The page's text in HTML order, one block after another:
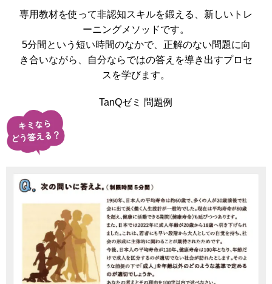
専用教材を使って非認知スキルを鍛える、新しいトレ
ーニングメソッドです。
5分間という短い時間のなかで、正解のない問題に向
き合いながら、自分ならではの答えを導き出すプロセ
スを学びます。
TanQゼミ 問題例